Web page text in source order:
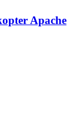
Apache